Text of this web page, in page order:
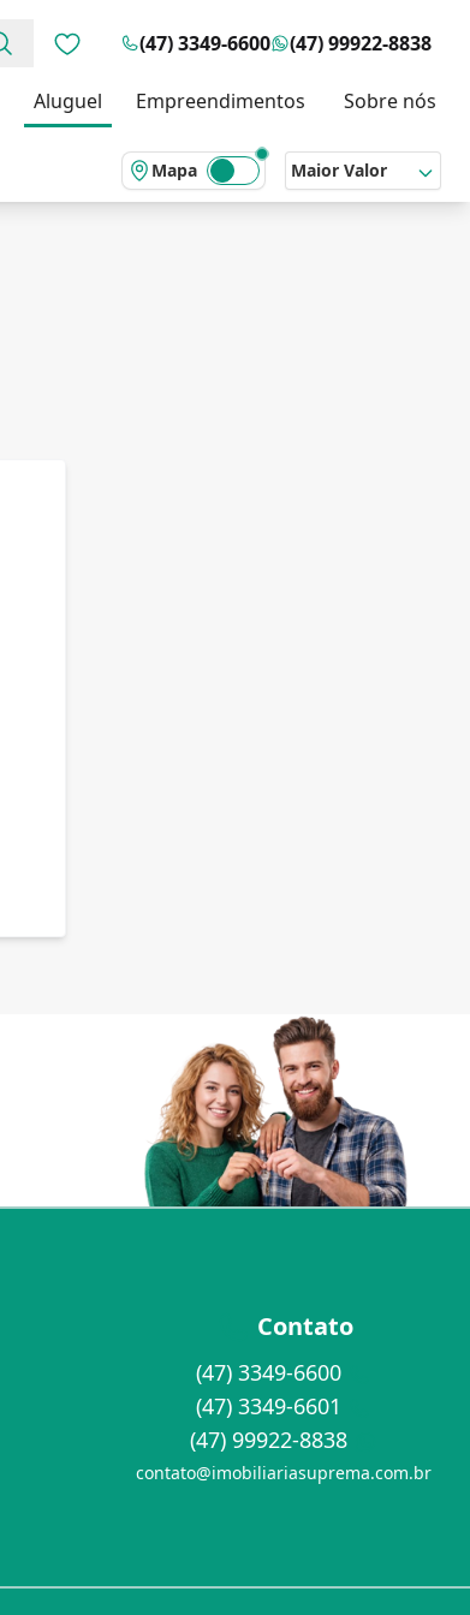
Favoritos (0 itens)
(47) 3349-6600 (47) 99922-8838
Aluguel Empreendimentos Sobre nós
Mapa Maior Valor
Contato
(47) 3349-6600
(47) 3349-6601
(47) 99922-8838
contato@imobiliariasuprema.com.br